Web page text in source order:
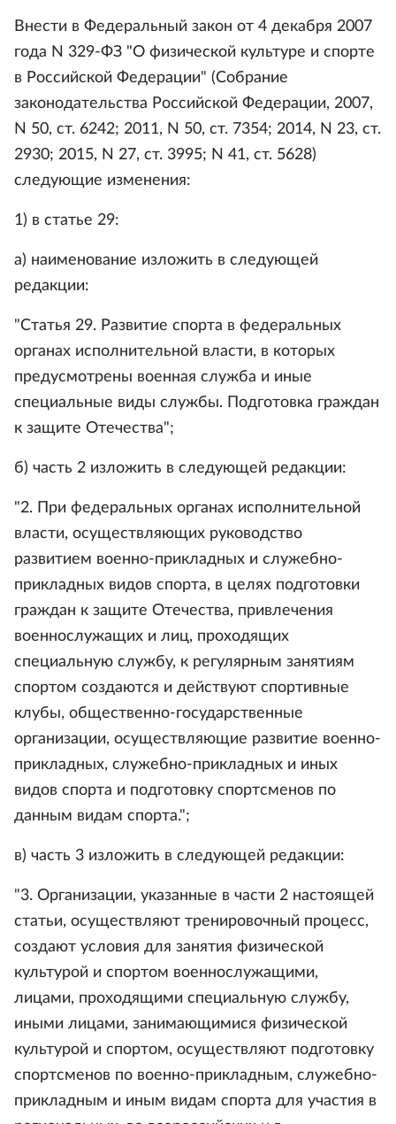
Внести в Федеральный закон от 4 декабря 2007
года N 329-ФЗ "О физической культуре и спорте
в Российской Федерации" (Собрание
законодательства Российской Федерации, 2007,
N 50, ст. 6242; 2011, N 50, ст. 7354; 2014, N 23, ст.
2930; 2015, N 27, ст. 3995; N 41, ст. 5628)
следующие изменения:
1) в статье 29:
a) наименование изложить в следующей
редакции:
"Статья 29. Развитие спорта в федеральных
органах исполнительной власти, в которых
предусмотрены военная служба и иные
специальные виды службы. Подготовка граждан
к защите Отечества";
б) часть 2 изложить в следующей редакции:
"2. При федеральных органах исполнительной
власти, осуществляющих руководство
развитием военно-прикладных и служебно-
прикладных видов спорта, в целях подготовки
граждан к защите Отечества, привлечения
военнослужащих и лиц, проходящих
специальную службу, к регулярным занятиям
спортом создаются и действуют спортивные
клубы, общественно-государственные
организации, осуществляющие развитие военно-
прикладных, служебно-прикладных и иных
видов спорта и подготовку спортсменов по
данным видам спорта.";
в) часть 3 изложить в следующей редакции:
"3. Организации, указанные в части 2 настоящей
статьи, осуществляют тренировочный процесс,
создают условия для занятия физической
культурой и спортом военнослужащими,
лицами, проходящими специальную службу,
иными лицами, занимающимися физической
культурой и спортом, осуществляют подготовку
спортсменов по военно-прикладным, служебно-
прикладным и иным видам спорта для участия в